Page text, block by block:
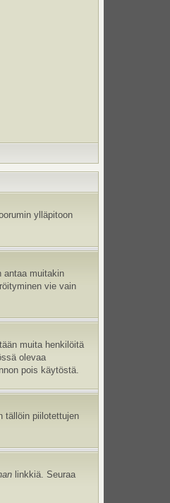
ylläpitoon
antaa muitakin
vie vain
muita henkilöitä
olevaa
pois käytöstä.
tällöin piilotettujen
linkkiä. Seuraa